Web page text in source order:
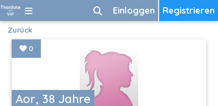
Registrieren
Einloggen
Zurück
Aor, 38 Jahre
0